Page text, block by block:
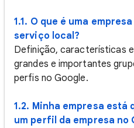
1.1. O que é uma
serviço local?
Definição, características
grandes e importantes
perfis no Google.
1.2. Minha empresa
um perfil da empresa no